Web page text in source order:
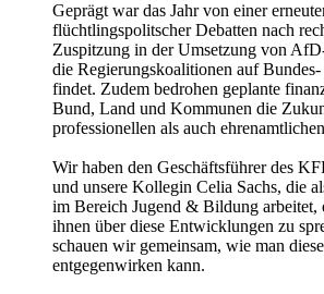
Geprägt war das Jahr von einer
flüchtlingspolitscher Debatten nach
Zuspitzung in der Umsetzung von
die Regierungskoalitionen auf
findet. Zudem bedrohen geplante
Bund, Land und Kommunen die
professionellen als auch
Wir haben den Geschäftsführer des
und unsere Kollegin Celia Sachs, die
im Bereich Jugend & Bildung arbeitet,
ihnen über diese Entwicklungen zu
schauen wir gemeinsam, wie man
entgegenwirken kann.